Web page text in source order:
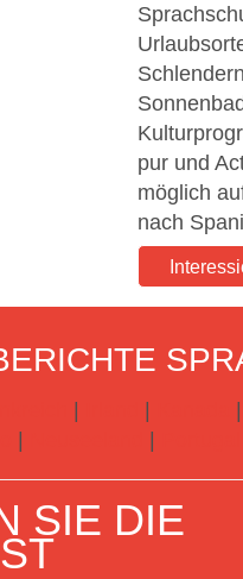
pur und
möglich
nach
| | |
| |
SIE DIE